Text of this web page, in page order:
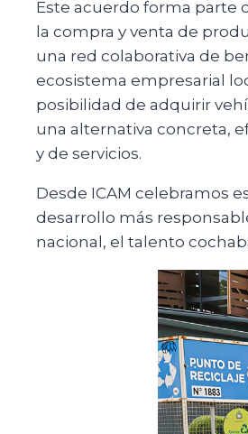
Este acuerdo forma parte
la compra y venta de
una red colaborativa de
ecosistema empresarial
posibilidad de adquirir
una alternativa concreta,
y de servicios.
Desde ICAM celebramos
desarrollo más
nacional, el talento